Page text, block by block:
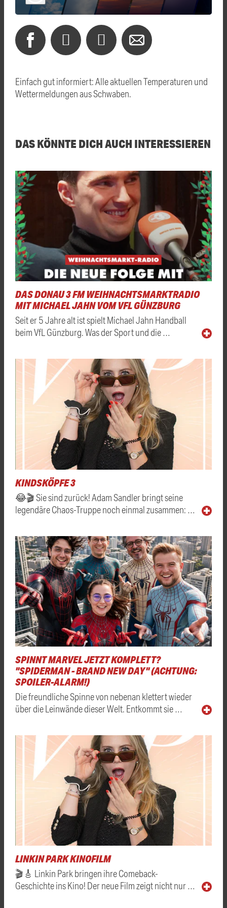
Einfach gut informiert: Alle aktuellen Temperaturen und
Wettermeldungen aus Schwaben.
DAS KÖNNTE DICH AUCH INTERESSIEREN
DAS DONAU 3 FM WEIHNACHTSMARKTRADIO
MIT MICHAEL JAHN VOM VFL GÜNZBURG
Seit er 5 Jahre alt ist spielt Michael Jahn Handball
beim VfL Günzburg. Was der Sport und die …
KINDSKÖPFE 3
😂🎬 Sie sind zurück! Adam Sandler bringt seine
legendäre Chaos-Truppe noch einmal zusammen: …
SPINNT MARVEL JETZT KOMPLETT?
"SPIDERMAN - BRAND NEW DAY" (ACHTUNG:
SPOILER-ALARM!)
Die freundliche Spinne von nebenan klettert wieder
über die Leinwände dieser Welt. Entkommt sie …
LINKIN PARK KINOFILM
🎬🎸 Linkin Park bringen ihre Comeback-
Geschichte ins Kino! Der neue Film zeigt nicht nur …